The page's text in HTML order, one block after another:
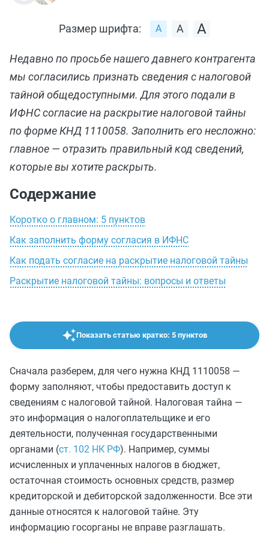
Размер шрифта:
Недавно по просьбе нашего давнего контрагента
мы согласились признать сведения с налоговой
тайной общедоступными. Для этого подали в
ИФНС согласие на раскрытие налоговой тайны
по форме КНД 1110058. Заполнить его несложно:
главное — отразить правильный код сведений,
которые вы хотите раскрыть.
Содержание
Коротко о главном: 5 пунктов
Как заполнить форму согласия в ИФНС
Как подать согласие на раскрытие налоговой тайны
Раскрытие налоговой тайны: вопросы и ответы
Показать статью кратко: 5 пунктов
Сначала разберем, для чего нужна КНД 1110058 —
форму заполняют, чтобы предоставить доступ к
сведениям с налоговой тайной. Налоговая тайна —
это информация о налогоплательщике и его
деятельности, полученная государственными
органами (ст. 102 НК РФ). Например, суммы
исчисленных и уплаченных налогов в бюджет,
остаточная стоимость основных средств, размер
кредиторской и дебиторской задолженности. Все эти
данные относятся к налоговой тайне. Эту
информацию госорганы не вправе разглашать.